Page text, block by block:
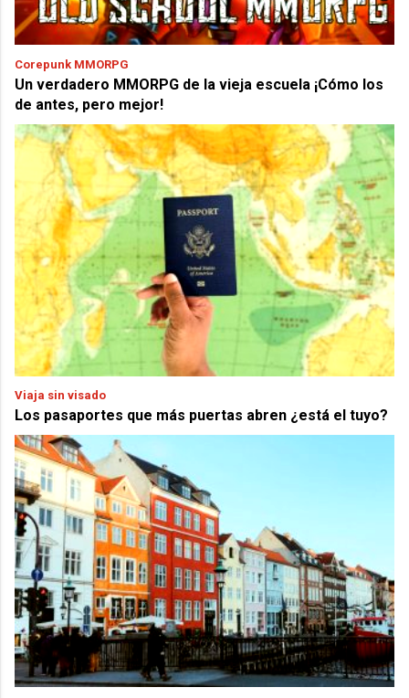
Corepunk MMORPG
Un verdadero MMORPG de la vieja escuela ¡Cómo los
de antes, pero mejor!
Viaja sin visado
Los pasaportes que más puertas abren ¿está el tuyo?